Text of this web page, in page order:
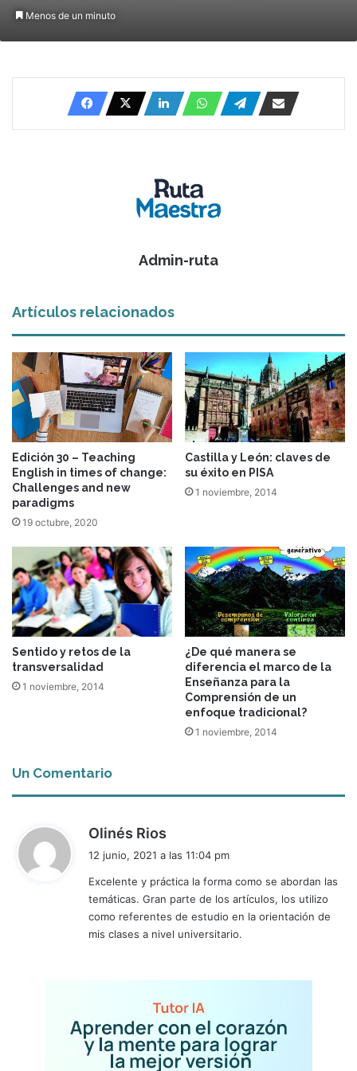
Menos de un minuto
Admin-ruta
Artículos relacionados
Edición 30 – Teaching
English in times of change:
Challenges and new
paradigms
19 octubre, 2020
Castilla y León: claves de
su éxito en PISA
1 noviembre, 2014
Sentido y retos de la
transversalidad
1 noviembre, 2014
¿De qué manera se
diferencia el marco de la
Enseñanza para la
Comprensión de un
enfoque tradicional?
1 noviembre, 2014
Un Comentario
Olinés Rios
e
12 junio, 2021 a las 11:04 pm
Excelente y práctica la forma como se abordan las
temáticas. Gran parte de los artículos, los utilizo
como referentes de estudio en la orientación de
mis clases a nivel universitario.